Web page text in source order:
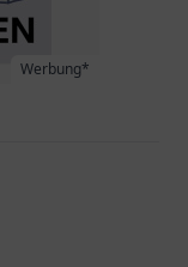
Werbung*